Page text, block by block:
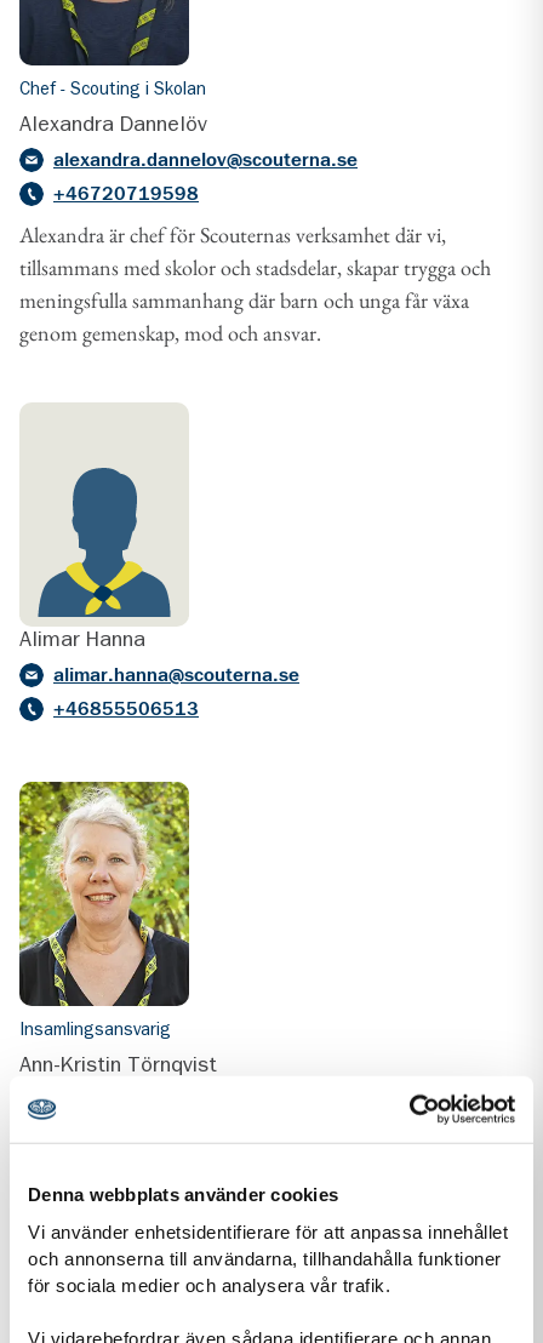
Denna webbplats använder cookies
Vi använder enhetsidentifierare för att anpassa innehållet
och annonserna till användarna, tillhandahålla funktioner
för sociala medier och analysera vår trafik.
Vi vidarebefordrar även sådana identifierare och annan
Chef - Scouting i Skolan
Alexandra Dannelöv
alexandra.dannelov@scouterna.se
+46720719598
Alexandra är chef för Scouternas verksamhet där vi,
tillsammans med skolor och stadsdelar, skapar trygga och
meningsfulla sammanhang där barn och unga får växa
genom gemenskap, mod och ansvar.
Alimar Hanna
alimar.hanna@scouterna.se
+46855506513
Insamlingsansvarig
Ann-Kristin Törnqvist
ann-kristin.tornqvist@scouterna.se